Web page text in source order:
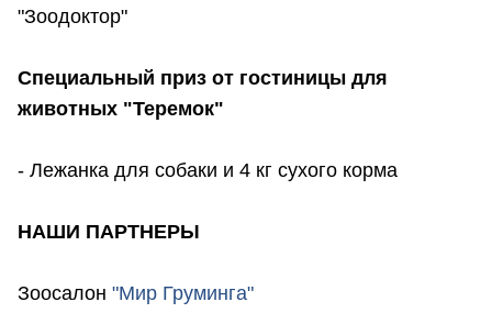
"Зоодоктор"
Специальный приз от гостиницы для
животных "Теремок"
- Лежанка для собаки и 4 кг сухого корма
НАШИ ПАРТНЕРЫ
Зоосалон "Мир Груминга"